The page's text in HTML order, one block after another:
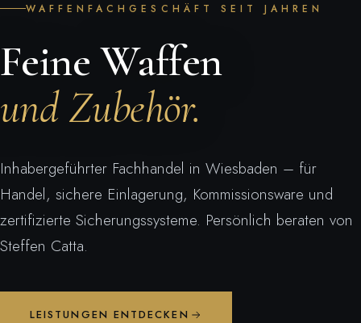
WAFFENFACHGESCHÄFT SEIT JAHREN
Feine Waffen
und Zubehör.
Inhabergeführter Fachhandel in Wiesbaden – für
Handel, sichere Einlagerung, Kommissionsware und
zertifizierte Sicherungssysteme. Persönlich beraten von
Steffen Catta.
LEISTUNGEN ENTDECKEN